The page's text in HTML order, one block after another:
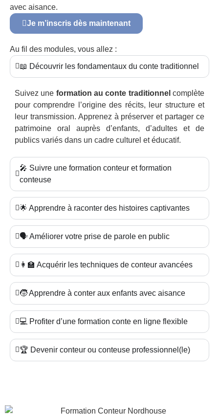
avec aisance.
Je m’inscris dès maintenant
Au fil des modules, vous allez :
📖 Découvrir les fondamentaux du conte traditionnel
Suivez une formation au conte traditionnel complète
pour comprendre l’origine des récits, leur structure et
leur transmission. Apprenez à préserver et partager ce
patrimoine oral auprès d’enfants, d’adultes et de
publics variés dans un cadre culturel et éducatif.
🎤 Suivre une formation conteur et formation
conteuse
🌟 Apprendre à raconter des histoires captivantes
🗣️ Améliorer votre prise de parole en public
👩‍🏫 Acquérir les techniques de conteur avancées
🧒 Apprendre à conter aux enfants avec aisance
💻 Profiter d’une formation conte en ligne flexible
🏆 Devenir conteur ou conteuse professionnel(le)